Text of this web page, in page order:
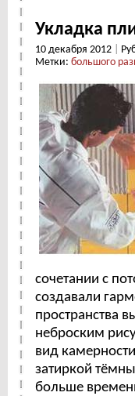
Укладка
10 декабря 2012
Метки: большого
сочетании с
создавали
пространства
неброским
вид
затиркой
больше